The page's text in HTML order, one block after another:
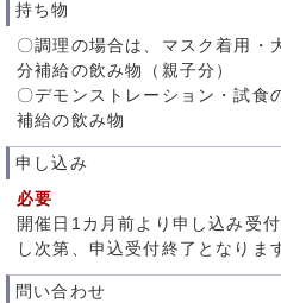
持ち物
〇調理の場合は、マスク着用・
分補給の飲み物（親子分）
〇デモンストレーション・試食
補給の飲み物
申し込み
必要
開催日1カ月前より申し込み受
し次第、申込受付終了となりま
問い合わせ